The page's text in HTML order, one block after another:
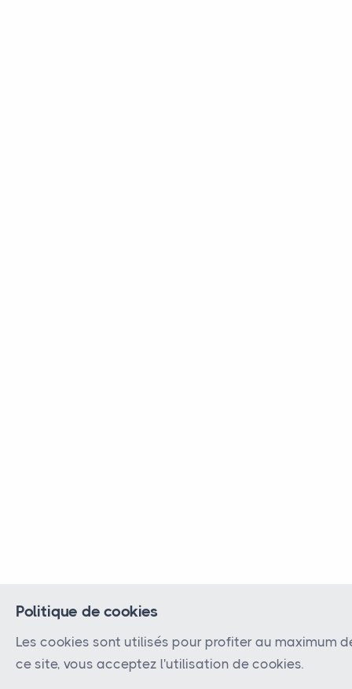
Politique de cookies
Les cookies sont utilisés pour profiter au maximum
ce site, vous acceptez l'utilisation de cookies.